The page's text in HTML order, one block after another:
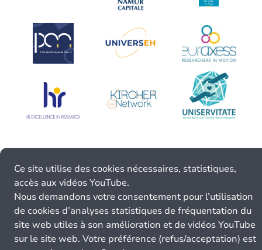
Ce site utilise des cookies nécessaires, statistiques,
accès aux vidéos YouTube.
Nous demandons votre consentement pour l’utilisation
de cookies d’analyses statistiques de fréquentation du
site web utiles à son amélioration et de vidéos YouTube
sur le site web. Votre préférence (refus/acceptation) est